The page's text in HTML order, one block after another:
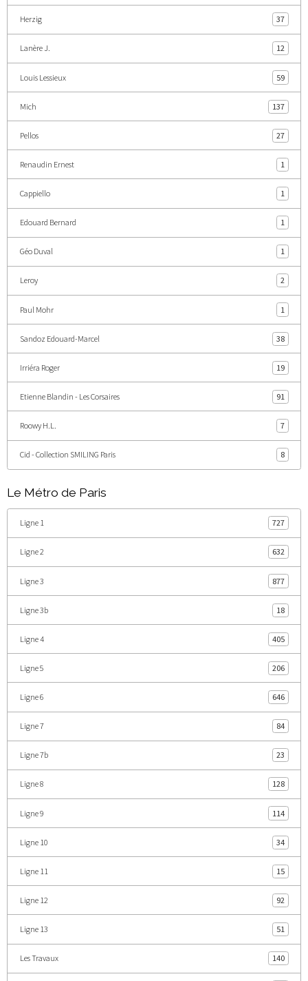
Herzig 37
Lanère J. 12
Louis Lessieux 59
Mich 137
Pellos 27
Renaudin Ernest 1
Cappiello 1
Edouard Bernard 1
Géo Duval 1
Leroy 2
Paul Mohr 1
Sandoz Edouard-Marcel 38
Irriéra Roger 19
Etienne Blandin - Les Corsaires 91
Roowy H.L. 7
Cid - Collection SMILING Paris 8
Le Métro de Paris
Ligne 1 727
Ligne 2 632
Ligne 3 877
Ligne 3b 18
Ligne 4 405
Ligne 5 206
Ligne 6 646
Ligne 7 84
Ligne 7b 23
Ligne 8 128
Ligne 9 114
Ligne 10 34
Ligne 11 15
Ligne 12 92
Ligne 13 51
Les Travaux 140